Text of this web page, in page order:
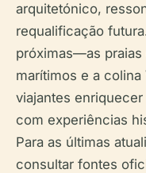
arquitetónico,
requalificação
próximas—as praias
marítimos e a
viajantes
com experiências
Para as últimas
consultar fontes